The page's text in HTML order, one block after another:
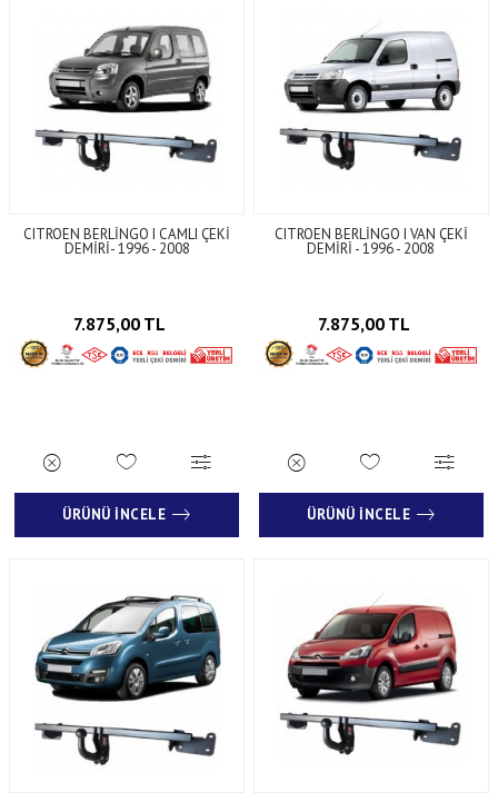
CITROEN BERLİNGO I CAMLI ÇEKİ
DEMİRİ- 1996 - 2008
7.875,00 TL
ÜRÜNÜ İNCELE
CITROEN BERLİNGO I VAN ÇEKİ
DEMİRİ - 1996 - 2008
7.875,00 TL
ÜRÜNÜ İNCELE